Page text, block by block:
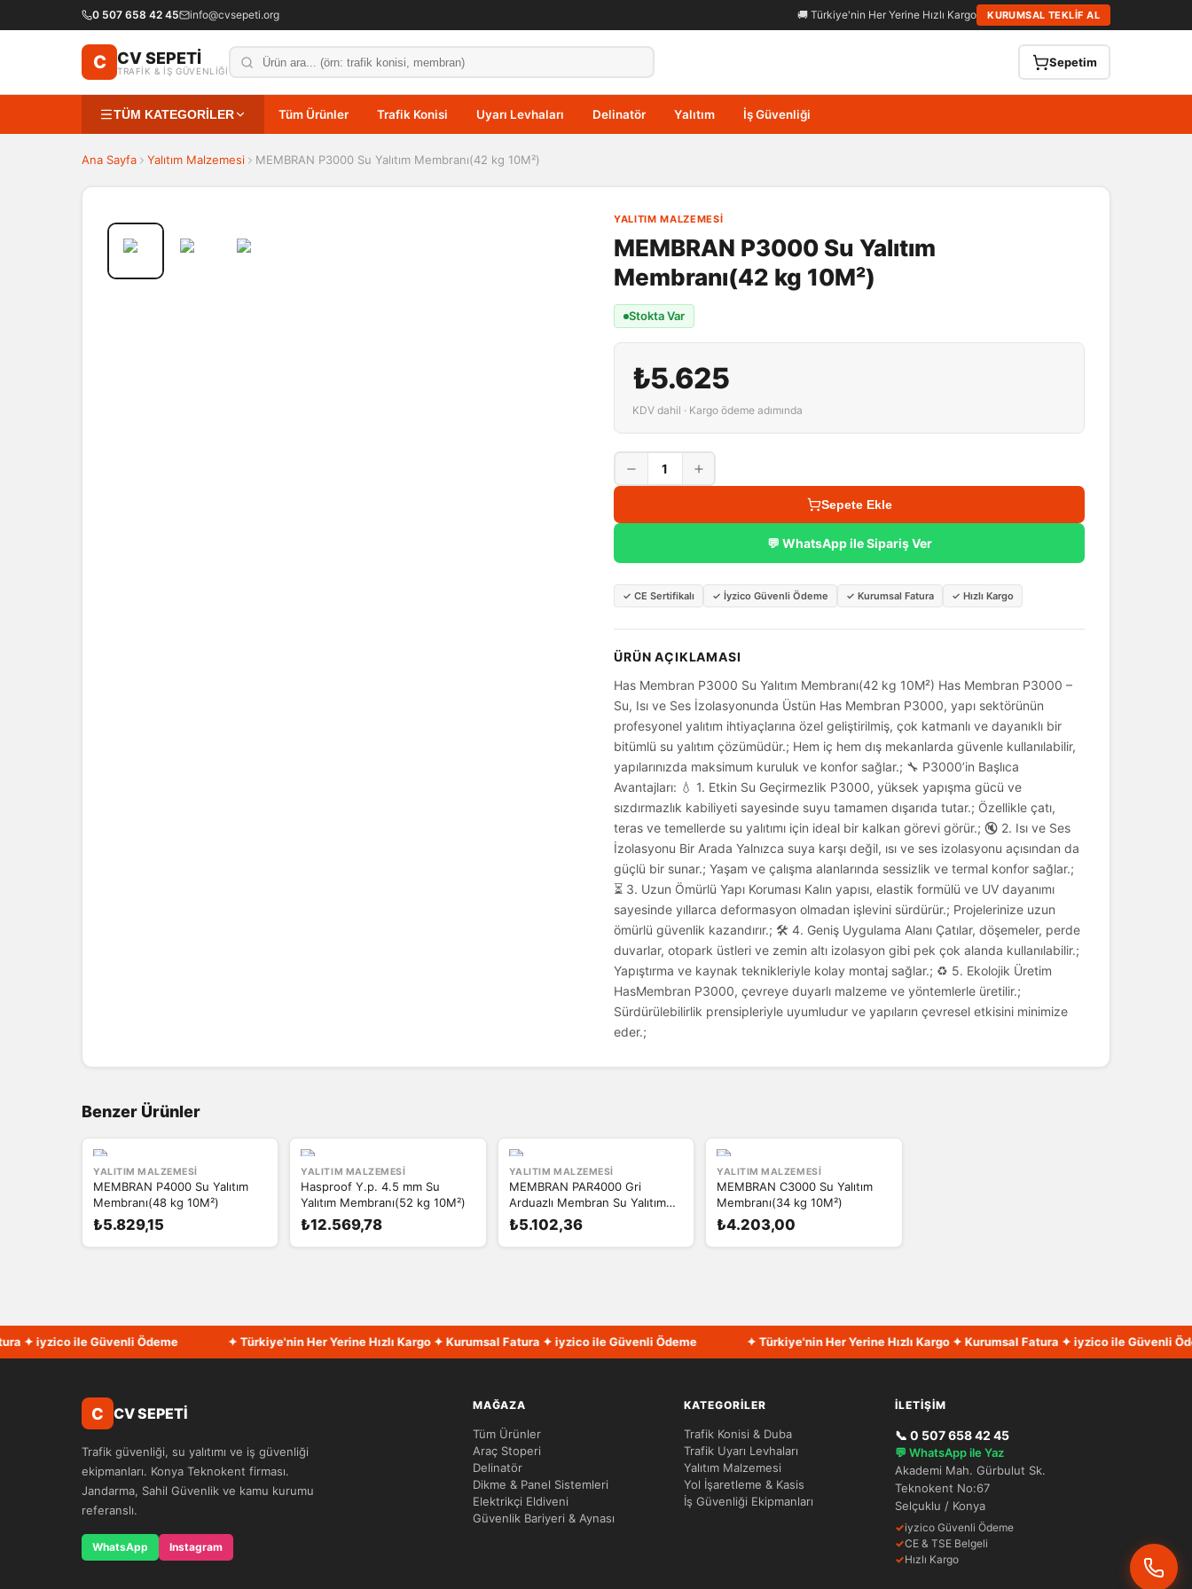
0 507 658 42 45 info@cvsepeti.org 🚚 Türkiye'nin Her Yerine Hızlı Kargo KURUMSAL TEKLİF AL
C CV SEPETİ
TRAFİK & İŞ GÜVENLİĞİ
Sepetim
TÜM KATEGORİLER Tüm Ürünler Trafik Konisi Uyarı Levhaları Delinatör Yalıtım İş Güvenliği
Ana Sayfa Yalıtım Malzemesi MEMBRAN P3000 Su Yalıtım Membranı(42 kg 10M²)
YALITIM MALZEMESI
MEMBRAN P3000 Su Yalıtım
Membranı(42 kg 10M²)
Stokta Var
₺5.625
KDV dahil · Kargo ödeme adımında
1
Sepete Ekle
💬 WhatsApp ile Sipariş Ver
✓ CE Sertifikalı ✓ İyzico Güvenli Ödeme ✓ Kurumsal Fatura ✓ Hızlı Kargo
ÜRÜN AÇIKLAMASI
Has Membran P3000 Su Yalıtım Membranı(42 kg 10M²) Has Membran P3000 –
Su, Isı ve Ses İzolasyonunda Üstün Has Membran P3000, yapı sektörünün
profesyonel yalıtım ihtiyaçlarına özel geliştirilmiş, çok katmanlı ve dayanıklı bir
bitümlü su yalıtım çözümüdür.; Hem iç hem dış mekanlarda güvenle kullanılabilir,
yapılarınızda maksimum kuruluk ve konfor sağlar.; 🔧 P3000’in Başlıca
Avantajları: 💧 1. Etkin Su Geçirmezlik P3000, yüksek yapışma gücü ve
sızdırmazlık kabiliyeti sayesinde suyu tamamen dışarıda tutar.; Özellikle çatı,
teras ve temellerde su yalıtımı için ideal bir kalkan görevi görür.; 🔇 2. Isı ve Ses
İzolasyonu Bir Arada Yalnızca suya karşı değil, ısı ve ses izolasyonu açısından da
güçlü bir sunar.; Yaşam ve çalışma alanlarında sessizlik ve termal konfor sağlar.;
⏳ 3. Uzun Ömürlü Yapı Koruması Kalın yapısı, elastik formülü ve UV dayanımı
sayesinde yıllarca deformasyon olmadan işlevini sürdürür.; Projelerinize uzun
ömürlü güvenlik kazandırır.; 🛠️ 4. Geniş Uygulama Alanı Çatılar, döşemeler, perde
duvarlar, otopark üstleri ve zemin altı izolasyon gibi pek çok alanda kullanılabilir.;
Yapıştırma ve kaynak teknikleriyle kolay montaj sağlar.; ♻️ 5. Ekolojik Üretim
HasMembran P3000, çevreye duyarlı malzeme ve yöntemlerle üretilir.;
Sürdürülebilirlik prensipleriyle uyumludur ve yapıların çevresel etkisini minimize
eder.;
Benzer Ürünler
YALITIM MALZEMESI
MEMBRAN P4000 Su Yalıtım
Membranı(48 kg 10M²)
₺5.829,15
YALITIM MALZEMESI
Hasproof Y.p. 4.5 mm Su
Yalıtım Membranı(52 kg 10M²)
₺12.569,78
YALITIM MALZEMESI
MEMBRAN PAR4000 Gri
Arduazlı Membran Su Yalıtım
Membranı (44KG 10M²) 4 mm
₺5.102,36
YALITIM MALZEMESI
MEMBRAN C3000 Su Yalıtım
Membranı(34 kg 10M²)
₺4.203,00
iyzico ile Güvenli Ödeme ✦ Türkiye'nin Her Yerine Hızlı Kargo ✦ Kurumsal Fatura ✦ iyzico ile Güvenli Ödeme ✦ Türkiye'nin Her Yerine Hızlı Kargo ✦ Kurumsal Fatura ✦ iyzico ile Güvenli Ödeme
C CV SEPETİ
Trafik güvenliği, su yalıtımı ve iş güvenliği
ekipmanları. Konya Teknokent firması.
Jandarma, Sahil Güvenlik ve kamu kurumu
referanslı.
WhatsApp Instagram
MAĞAZA
Tüm Ürünler
Araç Stoperi
Delinatör
Dikme & Panel Sistemleri
Elektrikçi Eldiveni
Güvenlik Bariyeri & Aynası
KATEGORILER
Trafik Konisi & Duba
Trafik Uyarı Levhaları
Yalıtım Malzemesi
Yol İşaretleme & Kasis
İş Güvenliği Ekipmanları
İLETIŞIM
📞 0 507 658 42 45
💬 WhatsApp ile Yaz
Akademi Mah. Gürbulut Sk.
Teknokent No:67
Selçuklu / Konya
✓iyzico Güvenli Ödeme
✓CE & TSE Belgeli
✓Hızlı Kargo